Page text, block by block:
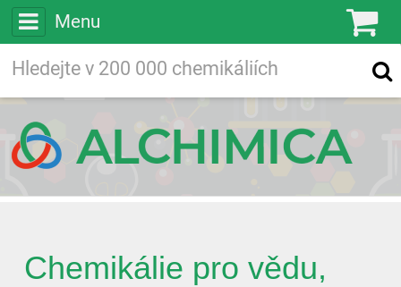
Menu
Vyhledávání
Chemikálie pro vědu,